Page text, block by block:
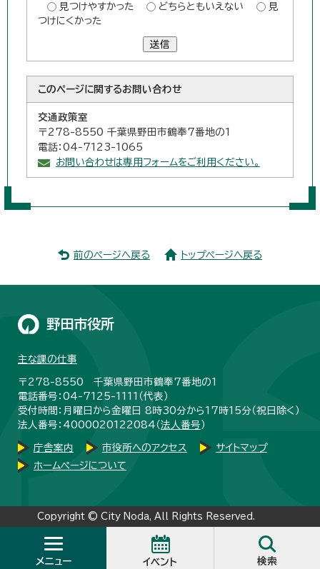
見つけやすかった
どちらともいえない
見
つけにくかった
送信
このページに関するお問い合わせ
交通政策室
〒278-8550 千葉県野田市鶴奉7番地の1
電話：04-7123-1065
お問い合わせは専用フォームをご利用ください。
前のページへ戻る トップページへ戻る
メニュー イベント 検索
野田市役所
主な課の仕事
〒278-8550 千葉県野田市鶴奉7番地の1
電話番号：04-7125-1111（代表）
受付時間：月曜日から金曜日 8時30分から17時15分（祝日除く）
法人番号：4000020122084（法人番号 ）
庁舎案内 市役所へのアクセス
サイトマップ
ホームページについて
Copyright © City Noda, All Rights Reserved.